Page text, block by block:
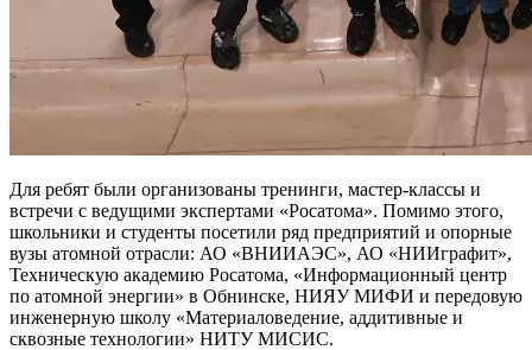
Для ребят были организованы тренинги, мастер-классы и
встречи с ведущими экспертами «Росатома». Помимо этого,
школьники и студенты посетили ряд предприятий и опорные
вузы атомной отрасли: АО «ВНИИАЭС», АО «НИИграфит»,
Техническую академию Росатома, «Информационный центр
по атомной энергии» в Обнинске, НИЯУ МИФИ и передовую
инженерную школу «Материаловедение, аддитивные и
сквозные технологии» НИТУ МИСИС.